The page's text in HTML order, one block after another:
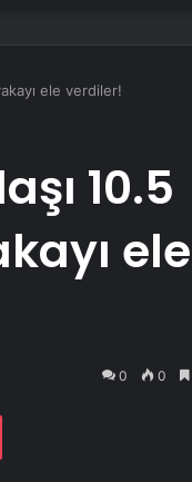
ele verdiler!
10.5
ele
0 0
Pocket